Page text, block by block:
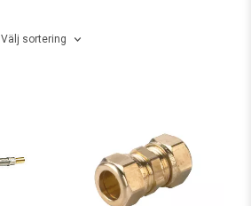
Välj sortering